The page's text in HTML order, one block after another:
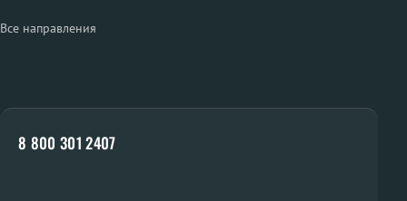
Все направления
8 800 301 2407